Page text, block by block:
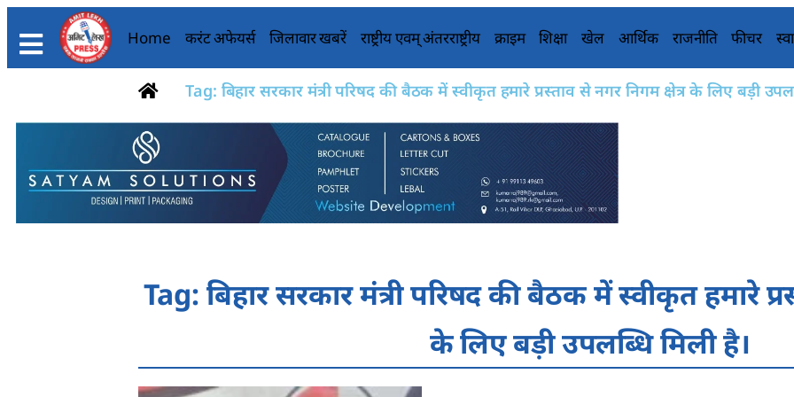
Home करंट अफेयर्स जिलावार खबरें राष्ट्रीय एवम् अंतरराष्ट्रीय क्राइम शिक्षा खेल आर्थिक राजनीति फीचर
Tag: बिहार सरकार मंत्री परिषद की बैठक में स्वीकृत हमारे प्रस्ताव से नगर निगम क्षेत्र के लिए बड़ी
Tag: बिहार सरकार मंत्री परिषद की बैठक में स्वीकृत हमारे
के लिए बड़ी उपलब्धि मिली है।